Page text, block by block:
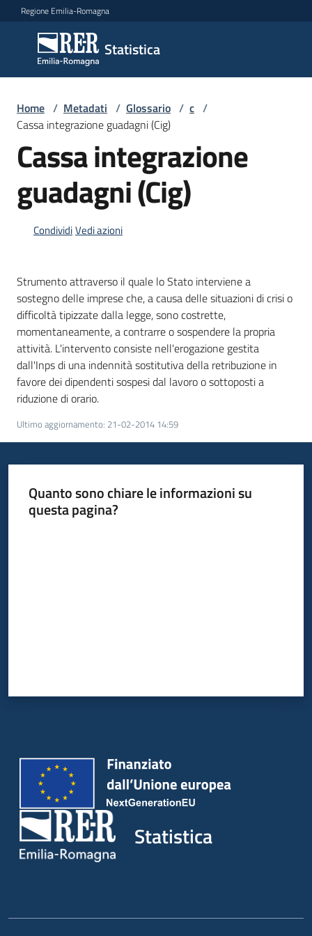
Vai al contenuto
Vai alla navigazione
Vai al footer
Regione Emilia-Romagna
Statistica
Statistica
Novità
Dati
Statistiche
per
temi
Metadati
Home / Metadati / Glossario / c /
Cassa integrazione guadagni (Cig)
Cassa integrazione
guadagni (Cig)
CondividiVedi azioni
Strumento attraverso il quale lo Stato interviene a
sostegno delle imprese che, a causa delle situazioni di crisi o
difficoltà tipizzate dalla legge, sono costrette,
momentaneamente, a contrarre o sospendere la propria
attività. L'intervento consiste nell'erogazione gestita
dall'Inps di una indennità sostitutiva della retribuzione in
favore dei dipendenti sospesi dal lavoro o sottoposti a
riduzione di orario.
Ultimo aggiornamento: 21-02-2014 14:59
Quanto sono chiare le informazioni su
questa pagina?
Statistica